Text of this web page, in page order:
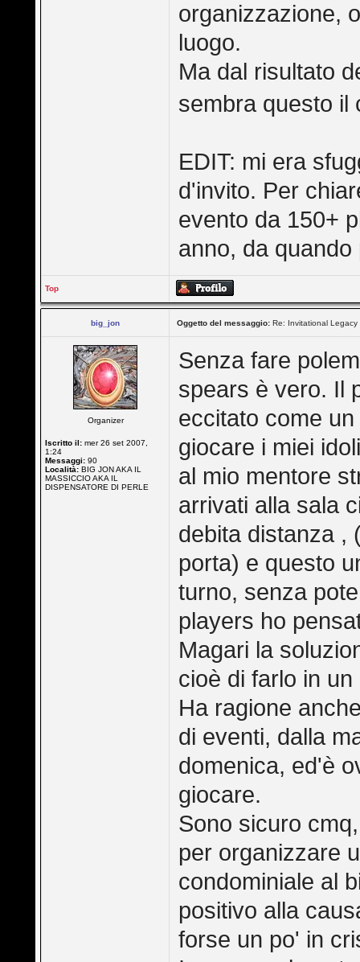
organizzazione,
luogo.
Ma dal risultato
sembra questo
EDIT: mi era
d'invito. Per
evento da 150+
anno, da
Top
big_jon Oggetto del messaggio: Re: Invitational Legacy
Organizer
Iscritto il: mer 26 set 2007,
1:24
Messaggi: 90
Località: BIG JON AKA IL
MASSICCIO AKA IL
DISPENSATORE DI PERLE
Senza fare
spears è vero. Il
eccitato come
giocare i miei
al mio mentore
arrivati alla sala
debita distanza ,
porta) e questo
turno, senza
players ho
Magari la
cioè di farlo in
Ha ragione
di eventi, dalla
domenica, ed'è
giocare.
Sono sicuro
per organizzare
condominiale al
positivo alla
forse un po' in